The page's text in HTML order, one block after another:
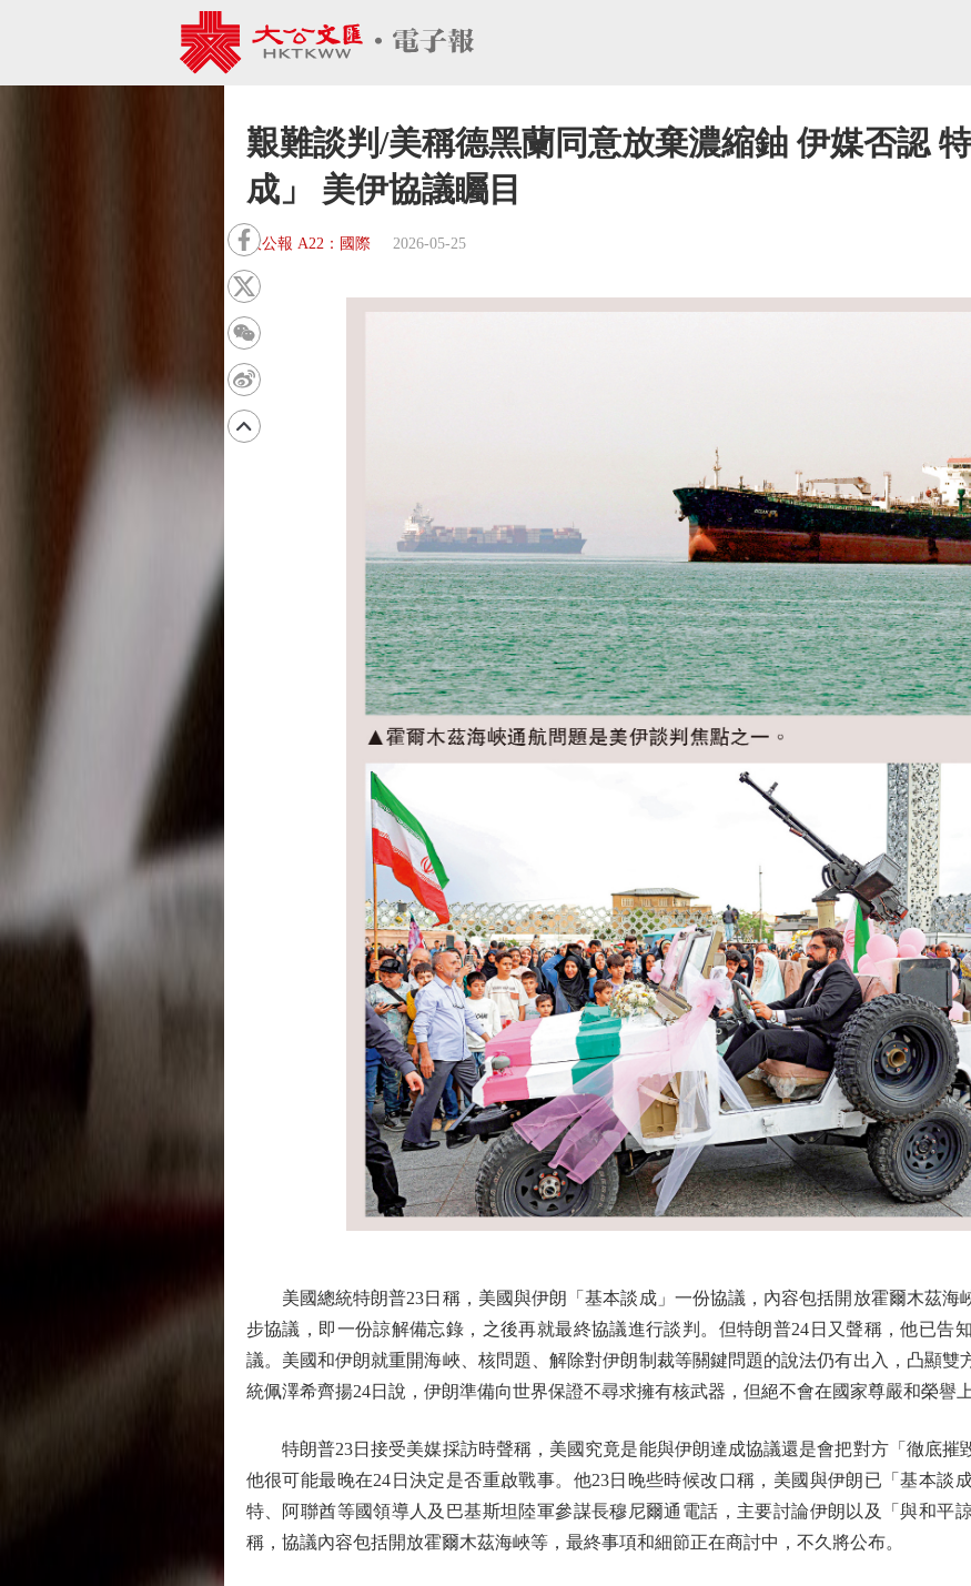
艱難談判/美稱德黑蘭同意放棄濃縮鈾 伊媒否認
成」 美伊協議矚目
大公報 A22：國際 2026-05-25
美國總統特朗普23日稱，美國與伊朗「基本談成」一份協議，內容包括開放霍爾木茲海
步協議，即一份諒解備忘錄，之後再就最終協議進行談判。但特朗普24日又聲稱，他已告
議。美國和伊朗就重開海峽、核問題、解除對伊朗制裁等關鍵問題的說法仍有出入，凸顯雙
統佩澤希齊揚24日說，伊朗準備向世界保證不尋求擁有核武器，但絕不會在國家尊嚴和榮譽
特朗普23日接受美媒採訪時聲稱，美國究竟是能與伊朗達成協議還是會把對方「徹底摧
他很可能最晚在24日決定是否重啟戰事。他23日晚些時候改口稱，美國與伊朗已「基本談
特、阿聯酋等國領導人及巴基斯坦陸軍參謀長穆尼爾通電話，主要討論伊朗以及「與和平
稱，協議內容包括開放霍爾木茲海峽等，最終事項和細節正在商討中，不久將公布。